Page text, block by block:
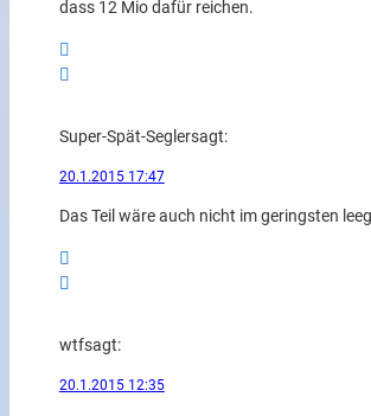
dass 12 Mio dafür reichen.
Super-Spät-Seglersagt:
20.1.2015 17:47
Das Teil wäre auch nicht im geringsten
wtfsagt:
20.1.2015 12:35